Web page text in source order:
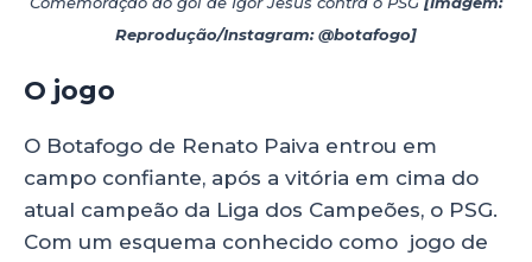
Reprodução/Instagram: @botafogo]
O jogo
O Botafogo de Renato Paiva entrou em
campo confiante, após a vitória em cima do
atual campeão da Liga dos Campeões, o PSG.
Com um esquema conhecido como jogo de